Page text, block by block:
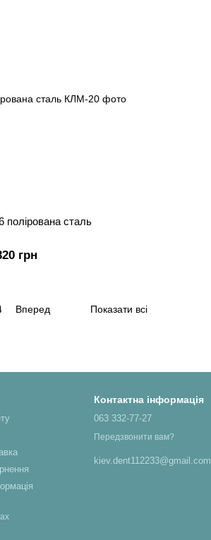
сталь
грн
Вперед Показати всі
Контактна інформація
063 332-77-27
Передзвонити вам?
kiev.dent112233@gmail.com